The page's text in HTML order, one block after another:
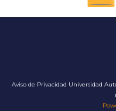
Aviso de Privacidad Universidad